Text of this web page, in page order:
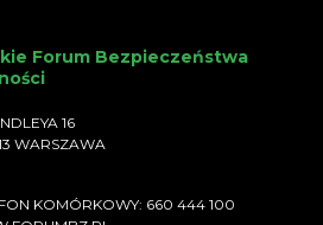
Forum Bezpieczeństwa
16
WARSZAWA
KOMÓRKOWY: 660 444 100